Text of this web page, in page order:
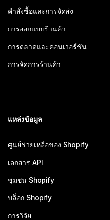
คำสั่งซื้อและการจัดส่ง
การออกแบบร้านค้า
การตลาดและคอนเวอร์ชัน
การจัดการร้านค้า
แหล่งข้อมูล
ศูนย์ช่วยเหลือของ Shopify
เอกสาร API
ชุมชน Shopify
บล็อก Shopify
การวิจัย